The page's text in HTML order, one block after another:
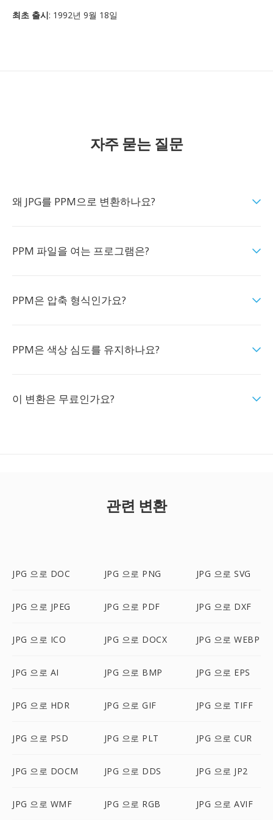
최초 출시: 1992년 9월 18일
자주 묻는 질문
왜 JPG를 PPM으로 변환하나요?
PPM 파일을 여는 프로그램은?
PPM은 압축 형식인가요?
PPM은 색상 심도를 유지하나요?
이 변환은 무료인가요?
관련 변환
JPG 으로 DOC JPG 으로 PNG JPG 으로 SVG
JPG 으로 JPEG JPG 으로 PDF JPG 으로 DXF
JPG 으로 ICO JPG 으로 DOCX JPG 으로 WEBP
JPG 으로 AI JPG 으로 BMP JPG 으로 EPS
JPG 으로 HDR JPG 으로 GIF JPG 으로 TIFF
JPG 으로 PSD JPG 으로 PLT JPG 으로 CUR
JPG 으로 DOCM JPG 으로 DDS JPG 으로 JP2
JPG 으로 WMF JPG 으로 RGB JPG 으로 AVIF